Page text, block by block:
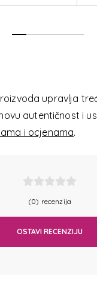
upravlja
autentičnost i
i ocjenama.
(0) recenzija
OSTAVI RECENZIJU